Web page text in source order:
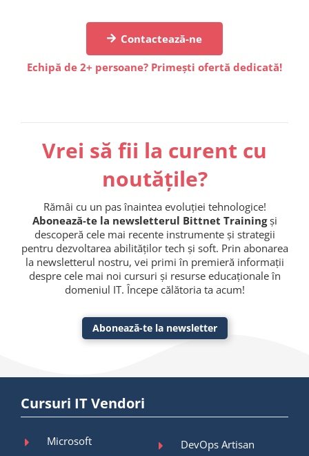
Contactează-ne
Echipă de 2+ persoane? Primești ofertă dedicată!
Vrei să fii la curent cu
noutățile?
Rămâi cu un pas înaintea evoluției tehnologice!
Abonează-te la newsletterul Bittnet Trainingși
descoperă cele mai recente instrumente și strategii
pentru dezvoltarea abilităților tech și soft. Prin abonarea
la newsletterul nostru, vei primi în premieră informații
despre cele mai noi cursuri și resurse educaționale în
domeniul IT. Începe călătoria ta acum!
Abonează-te la newsletter
Cursuri IT Vendori
Microsoft
DevOps Artisan